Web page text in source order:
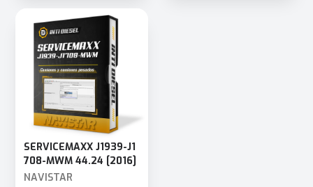
SERVICEMAXX J1939-J1
708-MWM 44.24 [2016]
NAVISTAR